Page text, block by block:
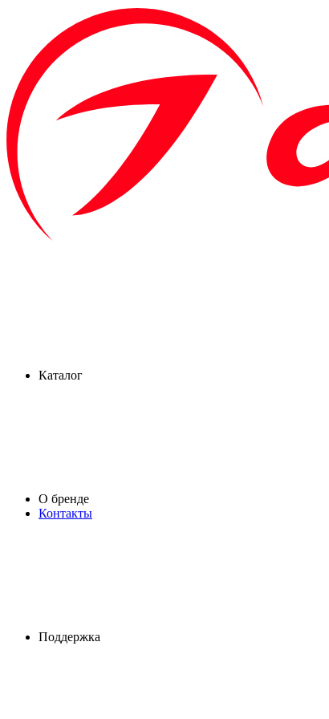
Каталог
О бренде
Контакты
Поддержка